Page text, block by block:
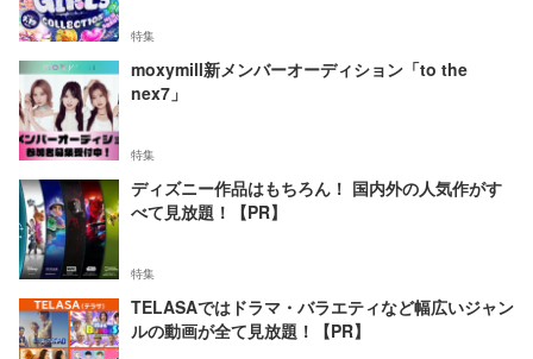
特集
moxymill新メンバーオーディション「to the
nex7」
特集
ディズニー作品はもちろん！ 国内外の人気作がす
べて見放題！【PR】
特集
TELASAではドラマ・バラエティなど幅広いジャン
ルの動画が全て見放題！【PR】